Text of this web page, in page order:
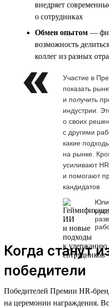
внедряет
о сотрудниках
Обмен опытом —
возможность
коллег из разных
Участие в
показать
и получить
индустрии.
о своих
с другими
какие
на рынке.
усиливают
и помогают
кандидатов
Когда станут
победители
Победителей Премии HR-
на церемонии награждения.